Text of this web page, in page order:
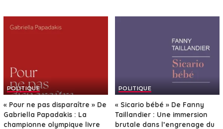
POLITIQUE
« Pour ne pas disparaître » De
Gabriella Papadakis : La
championne olympique livre
POLITIQUE
« Sicario bébé » De Fanny
Taillandier : Une immersion
brutale dans l’engrenage du